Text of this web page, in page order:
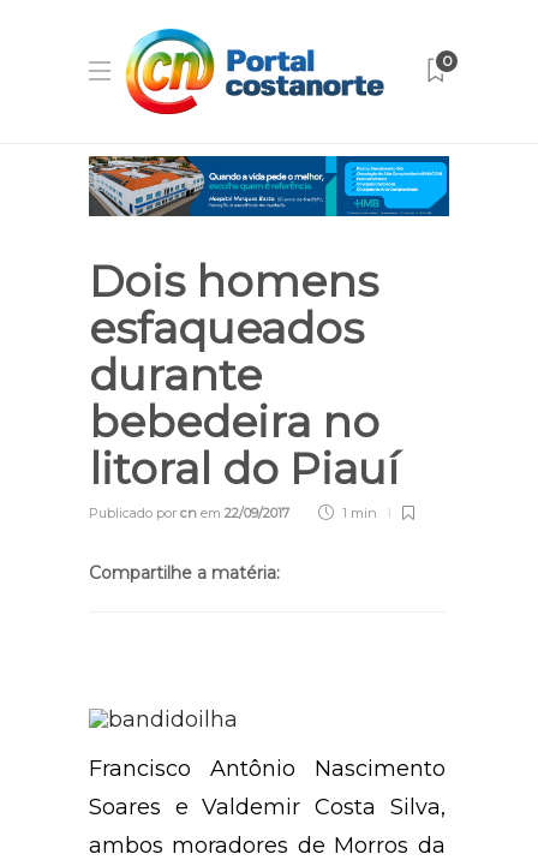
0
Dois homens
esfaqueados
durante
bebedeira no
litoral do Piauí
Publicado por cn em 22/09/2017 1 min
Compartilhe a matéria:
Francisco Antônio Nascimento
Soares e Valdemir Costa Silva,
ambos moradores de Morros da